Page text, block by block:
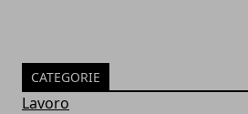
CATEGORIE
Lavoro